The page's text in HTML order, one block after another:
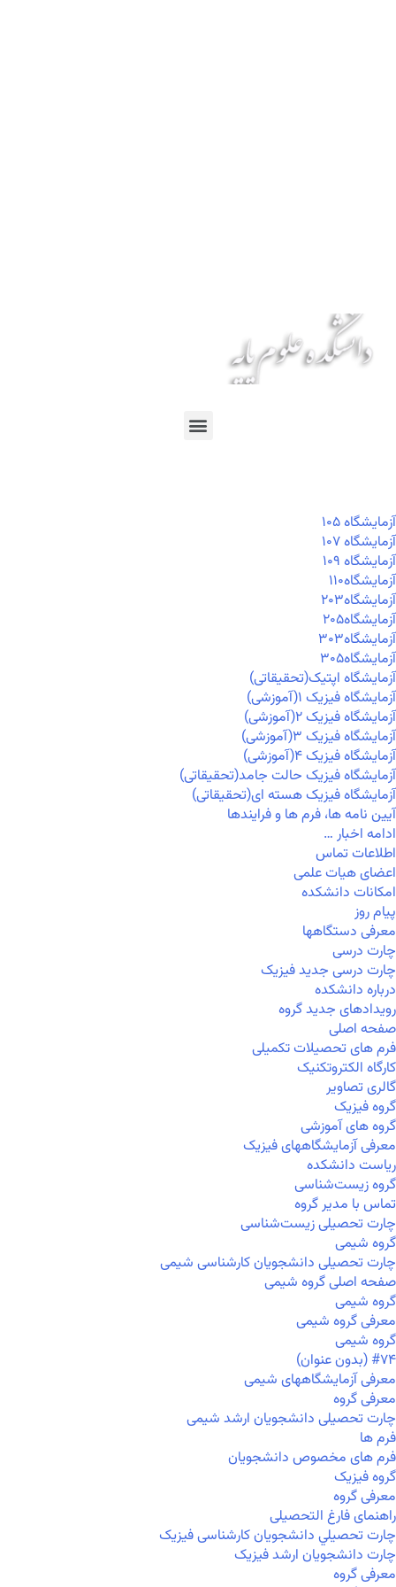
آزمايشگاه ۱۰۵
آزمايشگاه ۱۰۷
آزمايشگاه ۱۰۹
آزمايشگاه۱۱۰
آزمايشگاه۲۰۳
آزمايشگاه۲۰۵
آزمايشگاه۳۰۳
آزمايشگاه۳۰۵
آزمایشگاه اپتیک(تحقیقاتی)
آزمایشگاه فیزیک ۱(آموزشی)
آزمایشگاه فیزیک ۲(آموزشی)
آزمایشگاه فیزیک ۳(آموزشی)
آزمایشگاه فیزیک ۴(آموزشی)
آزمایشگاه فیزیک حالت جامد(تحقیقاتی)
آزمایشگاه فیزیک هسته ای(تحقیقاتی)
آیین نامه ها، فرم ها و فرایندها
ادامه اخبار …
اطلاعات تماس
اعضای هیات علمی
امکانات دانشکده
پیام روز
معرفی دستگاهها
چارت درسی
چارت درسی جدید فیزیک
درباره دانشکده
رویدادهای جدید گروه
صفحه اصلی
فرم های تحصیلات تکمیلی
کارگاه الکتروتکنیک
گالری تصاویر
گروه فیزیک
گروه های آموزشی
معرفی آزمایشگاههای فیزیک
ریاست دانشکده
گروه زیست‌شناسی
تماس با مدیر گروه
چارت تحصیلی زیست‌شناسی
گروه شیمی
چارت تحصیلی دانشجویان کارشناسی شیمی
صفحه اصلی گروه شیمی
گروه شیمی
معرفی گروه شیمی
گروه شیمی
#۷۴ (بدون عنوان)
معرفی آزمایشگاههای شیمی
معرفی گروه
چارت تحصیلی دانشجویان ارشد شیمی
فرم ها
فرم های مخصوص دانشجویان
گروه فیزیک
معرفی گروه
راهنمای فارغ التحصیلی
چارت تحصيلي دانشجویان کارشناسی فیزیک
چارت دانشجویان ارشد فیزیک
معرفی گروه